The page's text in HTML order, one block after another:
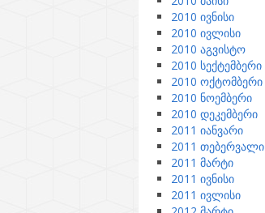
2010 ივნისი
2010 ივლისი
2010 აგვისტო
2010 სექტემბერი
2010 ოქტომბერი
2010 ნოემბერი
2010 დეკემბერი
2011 იანვარი
2011 თებერვალი
2011 მარტი
2011 ივნისი
2011 ივლისი